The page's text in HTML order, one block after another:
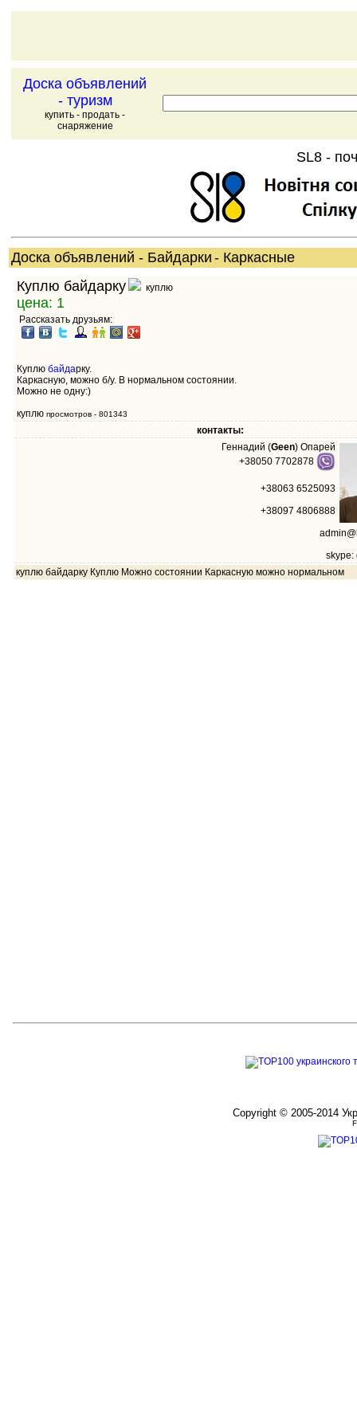
Доска объявлений
- туризм
купить - продать -
снаряжение
SL8 -
Доска объявлений - Байдарки - Каркасные
Куплю байдарку
куплю
цена: 1
Рассказать друзьям:
Куплю байдарку.
Каркасную, можно б/у. В нормальном состоянии.
Можно не одну:)
куплю просмотров - 801343
контакты:
Геннадий (Geen) Опарей
+38050 7702878
+38063 6525093
+38097 4806888
skype:
куплю байдарку Куплю Можно состоянии Каркасную можно нормальном
Copyright © 2005-2014